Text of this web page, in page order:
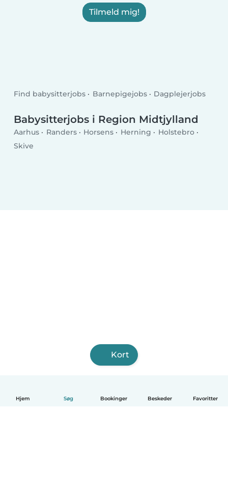
Hjem Søg Bookinger Beskeder Favoritter
Tilmeld mig!
Find babysitterjobs Barnepigejobs Dagplejerjobs
Babysitterjobs i Region Midtjylland
Aarhus Randers Horsens Herning
Holstebro
Skive
Kort